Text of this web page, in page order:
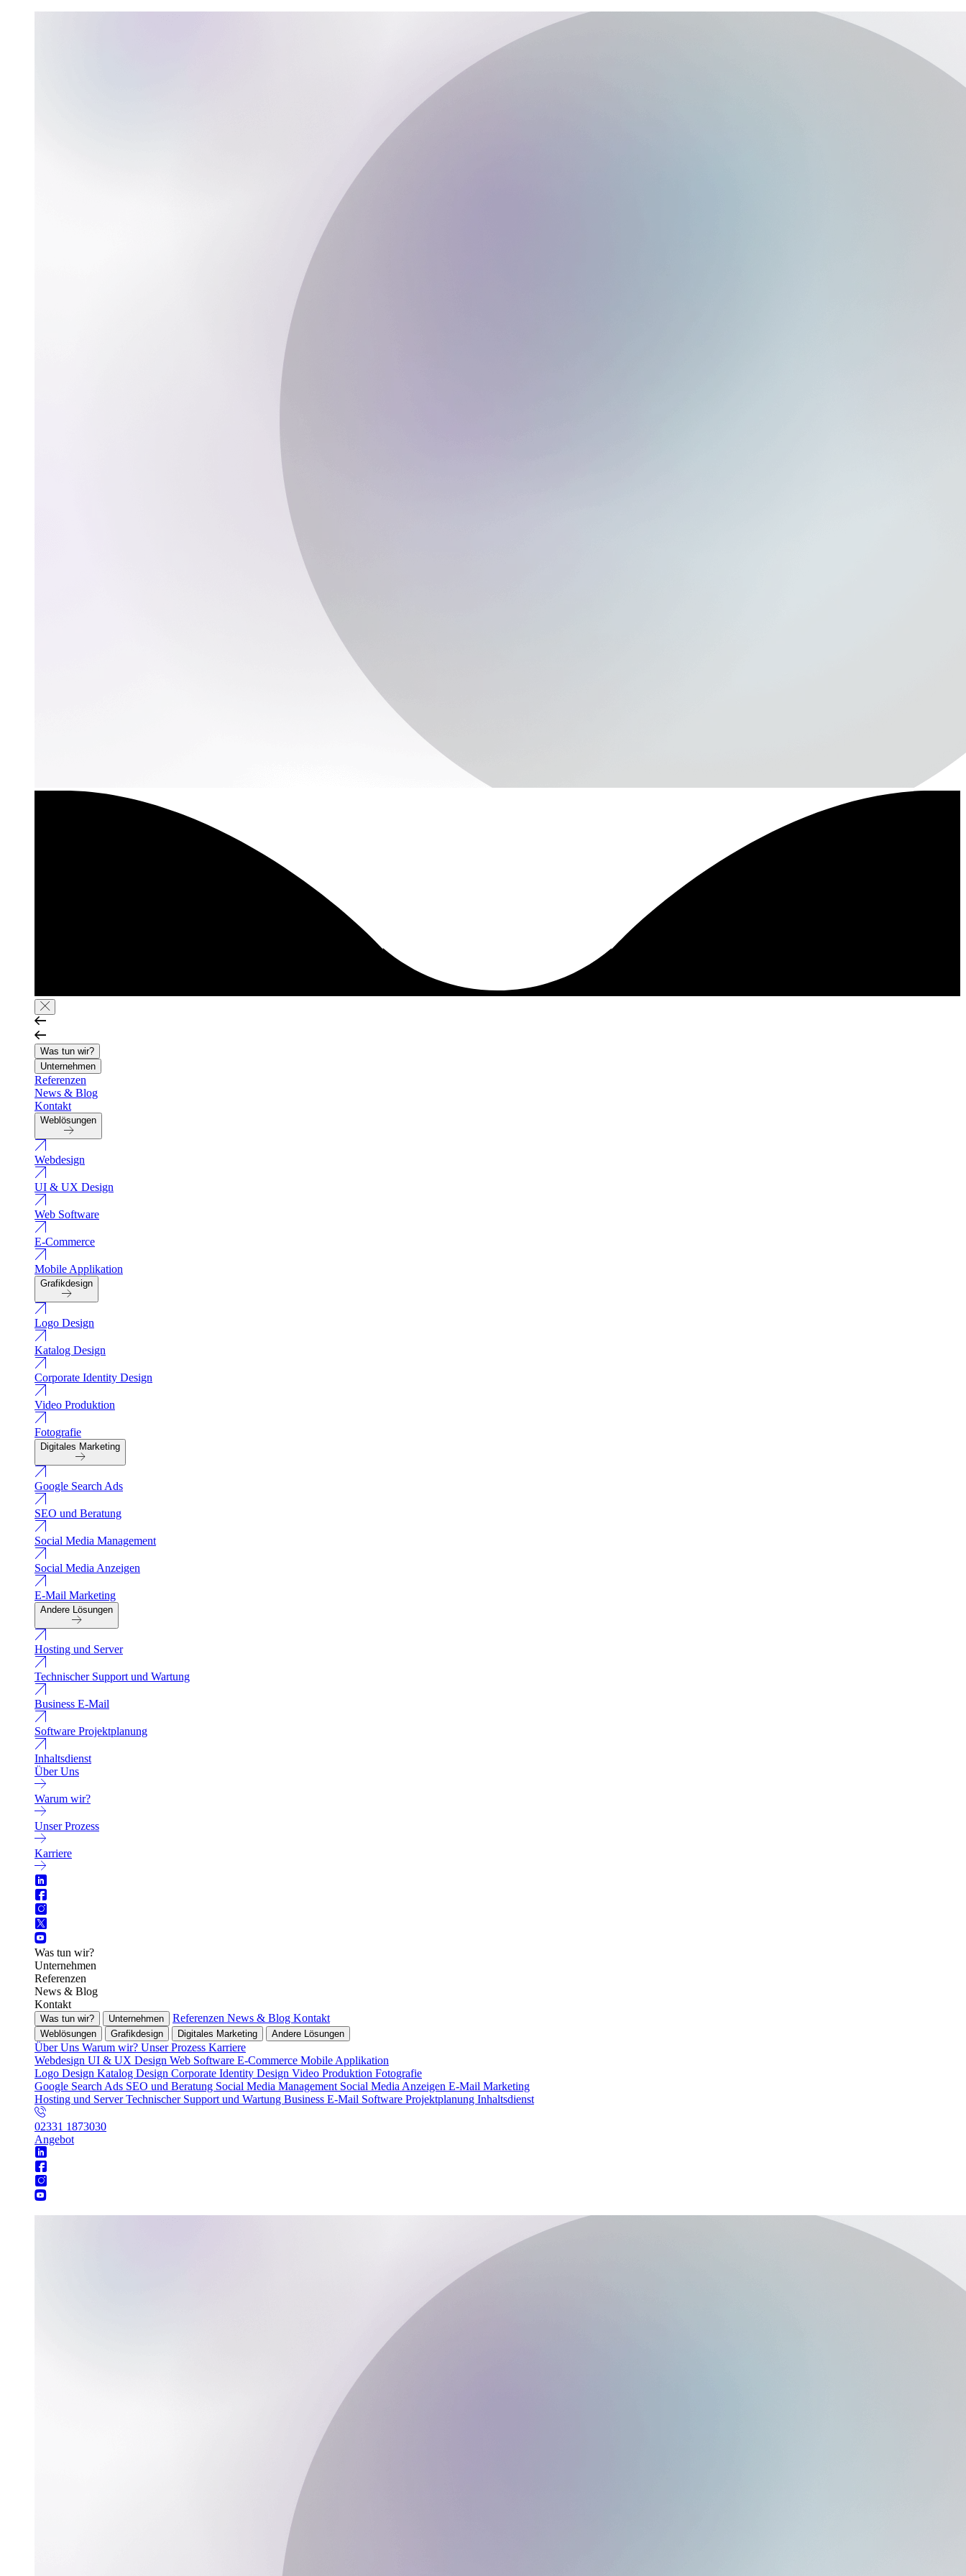
Was tun wir?
Unternehmen
Referenzen
News & Blog
Kontakt
Weblösungen
Webdesign
UI & UX Design
Web Software
E-Commerce
Mobile Applikation
Grafikdesign
Logo Design
Katalog Design
Corporate Identity Design
Video Produktion
Fotografie
Digitales Marketing
Google Search Ads
SEO und Beratung
Social Media Management
Social Media Anzeigen
E-Mail Marketing
Andere Lösungen
Hosting und Server
Technischer Support und Wartung
Business E-Mail
Software Projektplanung
Inhaltsdienst
Über Uns
Warum wir?
Unser Prozess
Karriere
Was tun wir?
Unternehmen
Referenzen
News & Blog
Kontakt
Was tun wir? Unternehmen Referenzen News & Blog Kontakt
Weblösungen Grafikdesign Digitales Marketing Andere Lösungen
Über Uns Warum wir? Unser Prozess Karriere
Webdesign UI & UX Design Web Software E-Commerce Mobile Applikation
Logo Design Katalog Design Corporate Identity Design Video Produktion Fotografie
Google Search Ads SEO und Beratung Social Media Management Social Media Anzeigen E-Mail Marketing
Hosting und ServerTechnischer Support und Wartung Business E-Mail Software Projektplanung Inhaltsdienst
02331 1873030
Angebot